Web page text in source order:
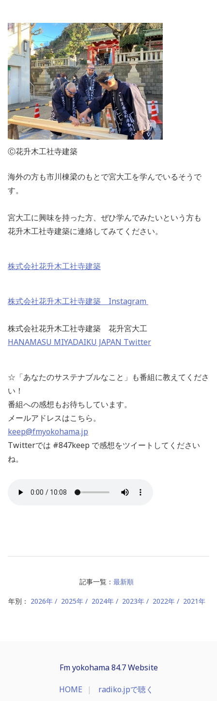
Ⓒ花升木工社寺建築
海外の方も市川棟梁のもとで宮大工を学んでいるそうで
す。
宮大工に興味を持った方、ぜひ学んでみたいという方も
花升木工社寺建築に連絡してみてください。
株式会社花升木工社寺建築
株式会社花升木工社寺建築 Instagram
株式会社花升木工社寺建築 花升宮大工
HANAMASU MIYADAIKU JAPAN Twitter
☆「あなたのサステナブルなこと」も番組に教えてくださ
い！
番組への感想もお待ちしています。
メールアドレスはこちら。
keep@fmyokohama.jp
Twitterでは #847keep で感想をツイートしてください
ね。
記事一覧： 最新順
年別： 2026年 2025年 2024年 2023年 2022年 2021年
Fm yokohama 84.7 Website
HOME radiko.jpで聴く